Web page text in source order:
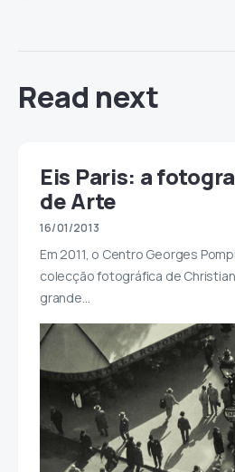
Read next
Eis Paris: a
de Arte
16/01/2013
Em 2011, o Centro Georges
colecção fotográfica de
grande…